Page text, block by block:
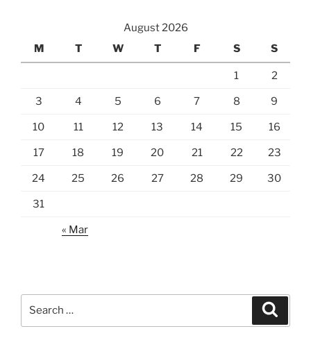
August 2026
M
T W T F S S
1 2
3 4 5 6 7 8 9
10 11 12 13 14 15 16
17 18 19 20 21 22 23
24 25 26 27 28 29 30
31
« Mar